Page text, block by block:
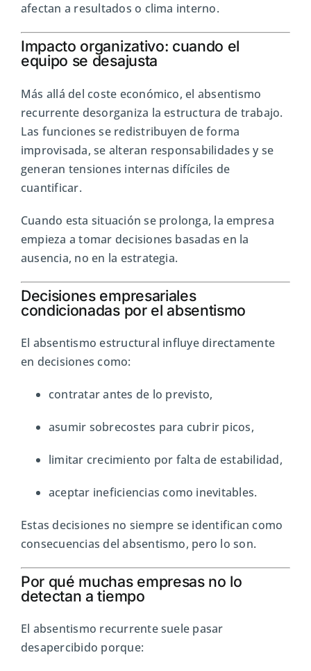
afectan a resultados o clima interno.
Impacto organizativo: cuando el
equipo se desajusta
Más allá del coste económico, el absentismo
recurrente desorganiza la estructura de trabajo.
Las funciones se redistribuyen de forma
improvisada, se alteran responsabilidades y se
generan tensiones internas difíciles de
cuantificar.
Cuando esta situación se prolonga, la empresa
empieza a tomar decisiones basadas en la
ausencia, no en la estrategia.
Decisiones empresariales
condicionadas por el absentismo
El absentismo estructural influye directamente
en decisiones como:
contratar antes de lo previsto,
asumir sobrecostes para cubrir picos,
limitar crecimiento por falta de estabilidad,
aceptar ineficiencias como inevitables.
Estas decisiones no siempre se identifican como
consecuencias del absentismo, pero lo son.
Por qué muchas empresas no lo
detectan a tiempo
El absentismo recurrente suele pasar
desapercibido porque: